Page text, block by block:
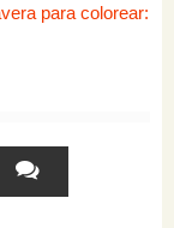
para colorear: